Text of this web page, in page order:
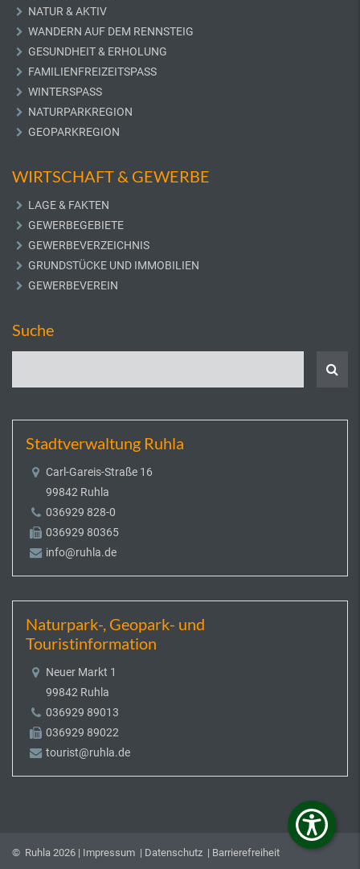
NATUR & AKTIV
WANDERN AUF DEM RENNSTEIG
GESUNDHEIT & ERHOLUNG
FAMILIENFREIZEITSPASS
WINTERSPASS
NATURPARKREGION
GEOPARKREGION
WIRTSCHAFT & GEWERBE
LAGE & FAKTEN
GEWERBEGEBIETE
GEWERBEVERZEICHNIS
GRUNDSTÜCKE UND IMMOBILIEN
GEWERBEVEREIN
Suche
Stadtverwaltung Ruhla
Carl-Gareis-Straße 16
99842 Ruhla
036929 828-0
036929 80365
info@ruhla.de
Naturpark-, Geopark- und
Touristinformation
Neuer Markt 1
99842 Ruhla
036929 89013
036929 89022
tourist@ruhla.de
© Ruhla 2026 | Impressum | Datenschutz | Barrierefreiheit